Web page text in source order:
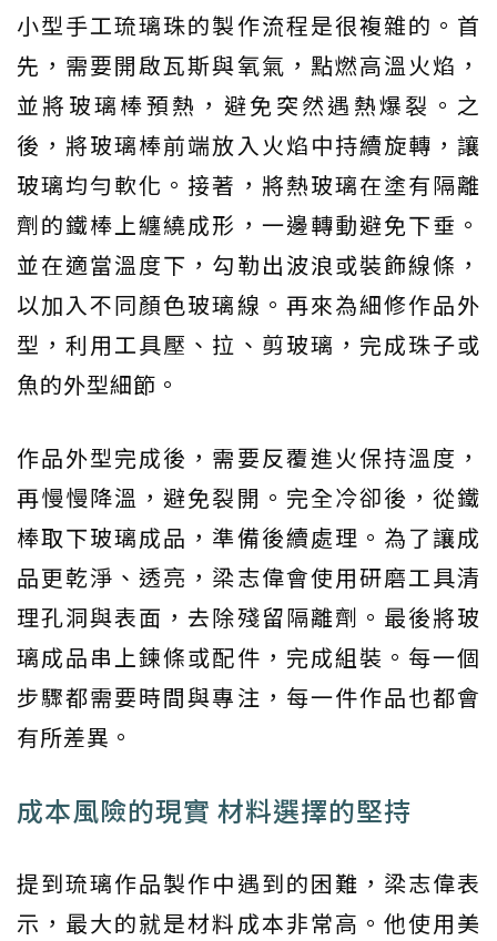
小型手工琉璃珠的製作流程是很複雜的。首
先，需要開啟瓦斯與氧氣，點燃高溫火焰，
並將玻璃棒預熱，避免突然遇熱爆裂。之
後，將玻璃棒前端放入火焰中持續旋轉，讓
玻璃均勻軟化。接著，將熱玻璃在塗有隔離
劑的鐵棒上纏繞成形，一邊轉動避免下垂。
並在適當溫度下，勾勒出波浪或裝飾線條，
以加入不同顏色玻璃線。再來為細修作品外
型，利用工具壓、拉、剪玻璃，完成珠子或
魚的外型細節。
作品外型完成後，需要反覆進火保持溫度，
再慢慢降溫，避免裂開。完全冷卻後，從鐵
棒取下玻璃成品，準備後續處理。為了讓成
品更乾淨、透亮，梁志偉會使用研磨工具清
理孔洞與表面，去除殘留隔離劑。最後將玻
璃成品串上鍊條或配件，完成組裝。每一個
步驟都需要時間與專注，每一件作品也都會
有所差異。
成本風險的現實 材料選擇的堅持
提到琉璃作品製作中遇到的困難，梁志偉表
示，最大的就是材料成本非常高。他使用美